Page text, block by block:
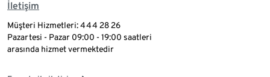
İletişim
Müşteri Hizmetleri: 444 28 26
Pazartesi - Pazar 09:00 - 19:00 saatleri
arasında hizmet vermektedir